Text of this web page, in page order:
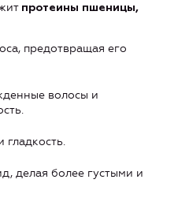
протеины пшеницы,
предотвращая его
волосы и
гладкость.
делая более густыми и